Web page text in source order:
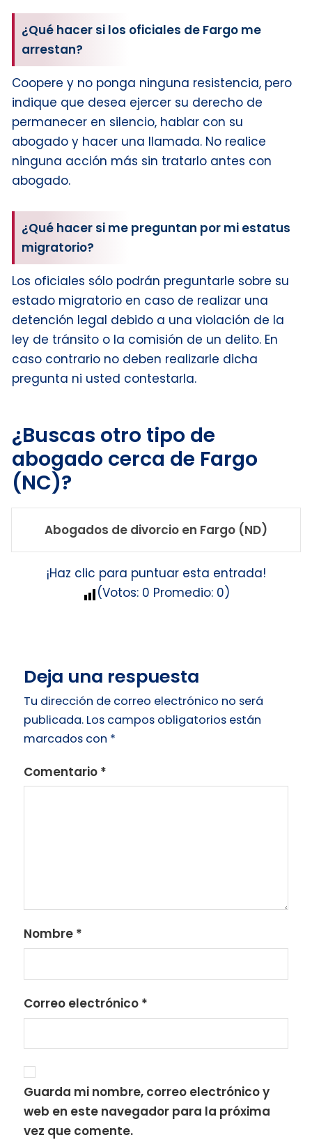
¿Qué hacer si los oficiales de Fargo me
arrestan?
Coopere y no ponga ninguna resistencia, pero
indique que desea ejercer su derecho de
permanecer en silencio, hablar con su
abogado y hacer una llamada. No realice
ninguna acción más sin tratarlo antes con
abogado.
¿Qué hacer si me preguntan por mi estatus
migratorio?
Los oficiales sólo podrán preguntarle sobre su
estado migratorio en caso de realizar una
detención legal debido a una violación de la
ley de tránsito o la comisión de un delito. En
caso contrario no deben realizarle dicha
pregunta ni usted contestarla.
¿Buscas otro tipo de
abogado cerca de Fargo
(NC)?
Abogados de divorcio en Fargo (ND)
¡Haz clic para puntuar esta entrada!
(Votos: 0 Promedio: 0)
Deja una respuesta
Tu dirección de correo electrónico no será
publicada. Los campos obligatorios están
marcados con *
Comentario *
Nombre *
Correo electrónico *
Guarda mi nombre, correo electrónico y
web en este navegador para la próxima
vez que comente.